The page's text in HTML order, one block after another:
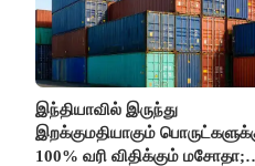
இந்தியாவில் இருந்து
இறக்குமதியாகும்
100% வரி விதிக்கும் மசோதா;